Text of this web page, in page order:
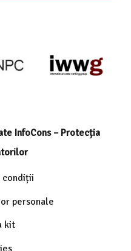
InfoCons – Protecția
condiții
personale
kit